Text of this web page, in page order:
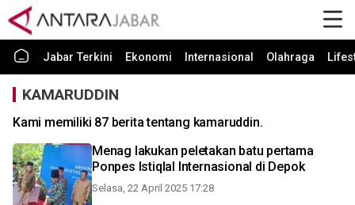
Jabar Terkini Ekonomi Internasional Olahraga
KAMARUDDIN
Kami memiliki 87 berita tentang kamaruddin.
Menag lakukan peletakan batu pertama
Ponpes Istiqlal Internasional di Depok
Selasa, 22 April 2025 17:28